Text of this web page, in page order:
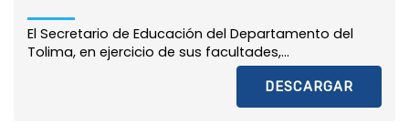
El Secretario de Educación del Departamento del
Tolima, en ejercicio de sus facultades,...
DESCARGAR